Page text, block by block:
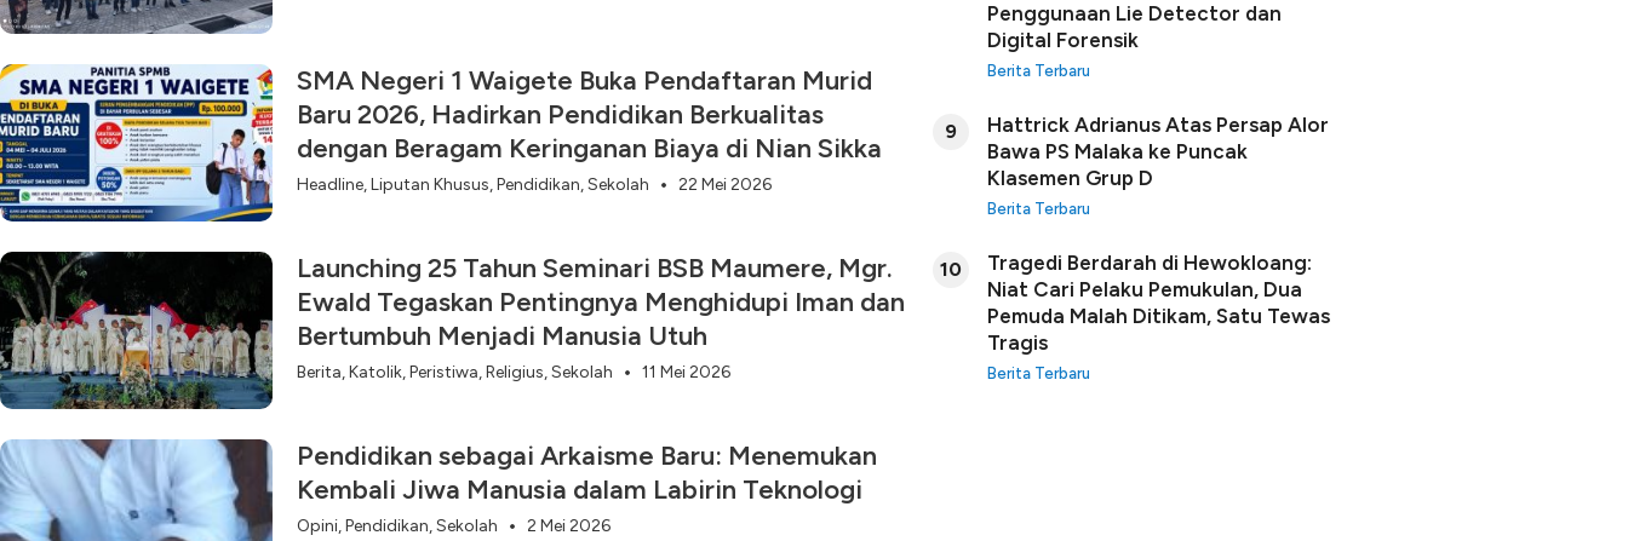
SMA Negeri 1 Waigete Buka Pendaftaran Murid
Baru 2026, Hadirkan Pendidikan Berkualitas
dengan Beragam Keringanan Biaya di Nian Sikka
Headline,Liputan Khusus,Pendidikan,Sekolah 22 Mei 2026
Launching 25 Tahun Seminari BSB Maumere, Mgr.
Ewald Tegaskan Pentingnya Menghidupi Iman dan
Bertumbuh Menjadi Manusia Utuh
Berita,Katolik,Peristiwa,Religius,Sekolah 11 Mei 2026
Pendidikan sebagai Arkaisme Baru: Menemukan
Kembali Jiwa Manusia dalam Labirin Teknologi
Opini,Pendidikan,Sekolah 2 Mei 2026
Penggunaan Lie Detector dan
Digital Forensik
Berita Terbaru
9
Hattrick Adrianus Atas Persap Alor
Bawa PS Malaka ke Puncak
Klasemen Grup D
Berita Terbaru
10
Tragedi Berdarah di Hewokloang:
Niat Cari Pelaku Pemukulan, Dua
Pemuda Malah Ditikam, Satu Tewas
Tragis
Berita Terbaru